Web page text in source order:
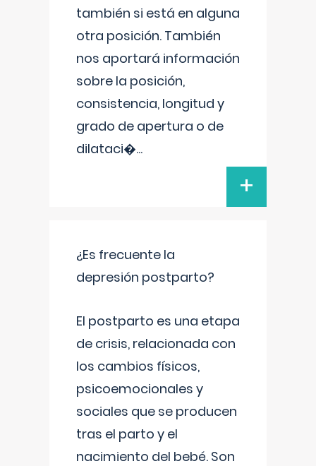
también si está en alguna
otra posición. También
nos aportará información
sobre la posición,
consistencia, longitud y
grado de apertura o de
dilataci�...
+
¿Es frecuente la
depresión postparto?
El postparto es una etapa
de crisis, relacionada con
los cambios físicos,
psicoemocionales y
sociales que se producen
tras el parto y el
nacimiento del bebé. Son